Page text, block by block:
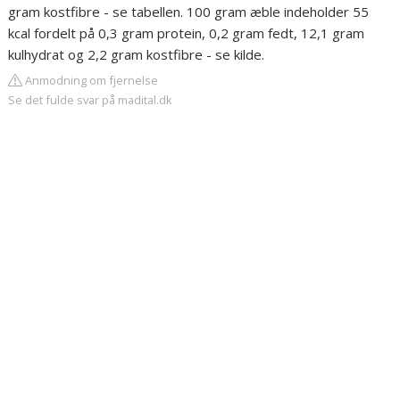
gram kostfibre - se tabellen. 100 gram æble indeholder 55
kcal fordelt på 0,3 gram protein, 0,2 gram fedt, 12,1 gram
kulhydrat og 2,2 gram kostfibre - se kilde.
Anmodning om fjernelse
Se det fulde svar på madital.dk